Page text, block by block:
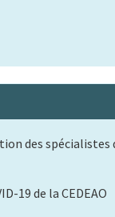
des spécialistes
19 de la CEDEAO